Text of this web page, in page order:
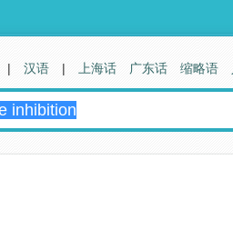
| 汉语 | 上海话 广东话 缩略语